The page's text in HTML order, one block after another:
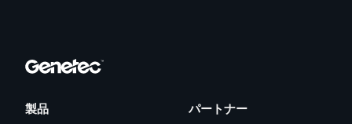
製品 パートナー